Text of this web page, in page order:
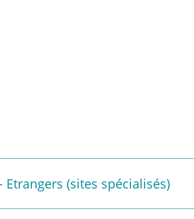
(sites spécialisés)